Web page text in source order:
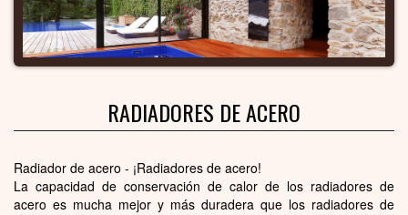
RADIADORES DE ACERO
Radiador de acero - ¡Radiadores de acero!
La capacidad de conservación de calor de los radiadores de
acero es mucha mejor y más duradera que los radiadores de